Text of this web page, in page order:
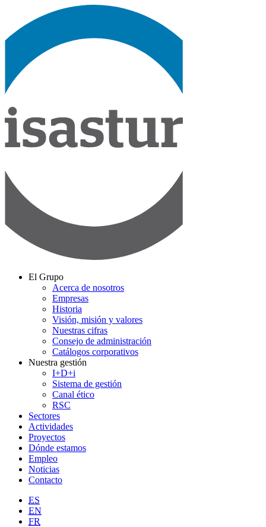
El Grupo
Acerca de nosotros
Empresas
Historia
Visión, misión y valores
Nuestras cifras
Consejo de administración
Catálogos corporativos
Nuestra gestión
I+D+i
Sistema de gestión
Canal ético
RSC
Sectores
Actividades
Proyectos
Dónde estamos
Empleo
Noticias
Contacto
ES
EN
FR